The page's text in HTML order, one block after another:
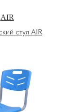
AIR
стул AIR